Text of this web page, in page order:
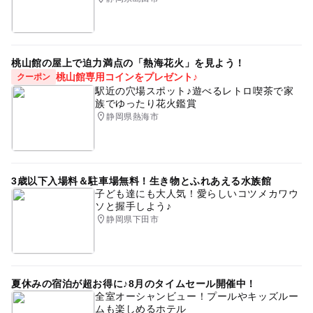
桃山館の屋上で迫力満点の「熱海花火」を見よう！
クーポン 桃山館専用コインをプレゼント♪
駅近の穴場スポット♪遊べるレトロ喫茶で家
族でゆったり花火鑑賞
静岡県熱海市
3歳以下入場料＆駐車場無料！生き物とふれあえる水族館
子ども達にも大人気！愛らしいコツメカワウ
ソと握手しよう♪
静岡県下田市
夏休みの宿泊が超お得に♪8月のタイムセール開催中！
全室オーシャンビュー！プールやキッズルー
ムも楽しめるホテル